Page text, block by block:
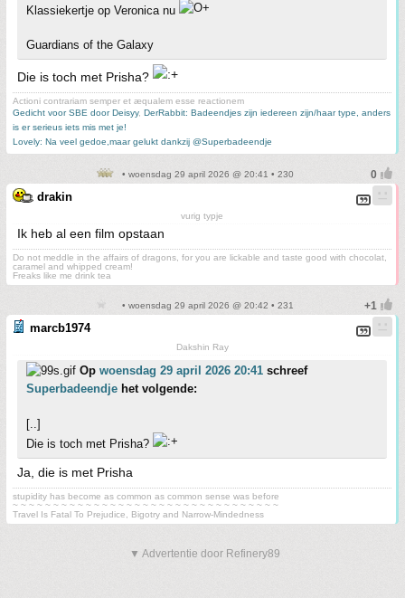
Klassiekertje op Veronica nu
Guardians of the Galaxy
Die is toch met Prisha?
Actioni contrariam semper et æqualem esse reactionem
Gedicht voor SBE door Deisyy, DerRabbit: Badeendjes zijn iedereen zijn/haar type, anders
is er serieus iets mis met je!
Lovely: Na veel gedoe,maar gelukt dankzij @Superbadeendje
• woensdag 29 april 2026 @ 20:41 • 230
drakin
vurig typje
Ik heb al een film opstaan
Do not meddle in the affairs of dragons, for you are lickable and taste good with chocolat,
caramel and whipped cream!
Freaks like me drink tea
• woensdag 29 april 2026 @ 20:42 • 231
marcb1974
Dakshin Ray
Op woensdag 29 april 2026 20:41 schreef
Superbadeendje het volgende:
[..]
Die is toch met Prisha?
Ja, die is met Prisha
stupidity has become as common as common sense was before
~ ~ ~ ~ ~ ~ ~ ~ ~ ~ ~ ~ ~ ~ ~ ~ ~ ~ ~ ~ ~ ~ ~ ~ ~ ~ ~ ~ ~ ~ ~ ~ ~
Travel Is Fatal To Prejudice, Bigotry and Narrow-Mindedness
▼ Advertentie door Refinery89